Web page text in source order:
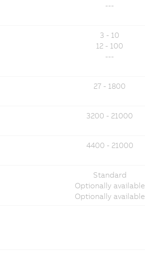
---
3 - 10
12 - 100
---
27 - 1800
3200 - 21000
4400 - 21000
Standard
Optionally available
Optionally available